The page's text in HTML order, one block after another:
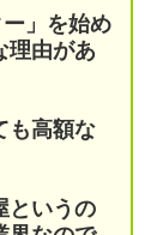
」を始め
理由があ
も高額な
というの